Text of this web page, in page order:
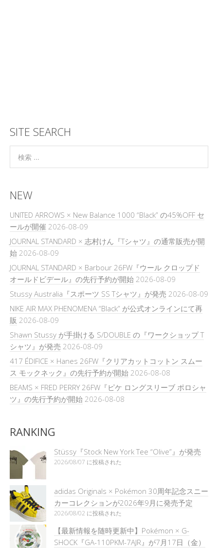
SITE SEARCH
NEW
UNITED ARROWS × New Balance 1000 “Black” の45%OFF セ
ールが開催 2026-08-09
JOURNAL STANDARD × 志村けん『Tシャツ』の通常販売が開
始 2026-08-09
JOURNAL STANDARD × Barbour 26FW『ウール クロップド
オールドビデール』の先行予約が開始 2026-08-09
Stussy Australia『スポーツ SS Tシャツ』が発売 2026-08-09
NIKE AIR MAX PHENOMENA “Black” が公式オンラインにて再
販 2026-08-09
Shawn Stussy が手掛ける S/DOUBLE の『ワークショップ T
シャツ』が発売 2026-08-09
417 ÉDIFICE × Hanes 26FW『クリアカットコットン スムー
ス モックネック』の先行予約が開始 2026-08-08
BEAMS × FRED PERRY 26FW『ピケ ロングスリーブ ポロシャ
ツ』の先行予約が開始 2026-08-08
RANKING
Stüssy『Stock New York Tee “Olive”』が発売
2026/08/07 に投稿された
adidas Originals × Pokémon 30周年記念スニー
カーコレクションが2026年9月に発売予定
2026/08/02 に投稿された
【最新情報を随時更新中】Pokémon × G-
SHOCK『GA-110PKM-7AJR』が7月17日（金）